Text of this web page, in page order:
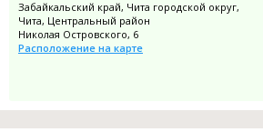
Забайкальский край, Чита городской округ,
Чита, Центральный район
Николая Островского, 6
Расположение на карте